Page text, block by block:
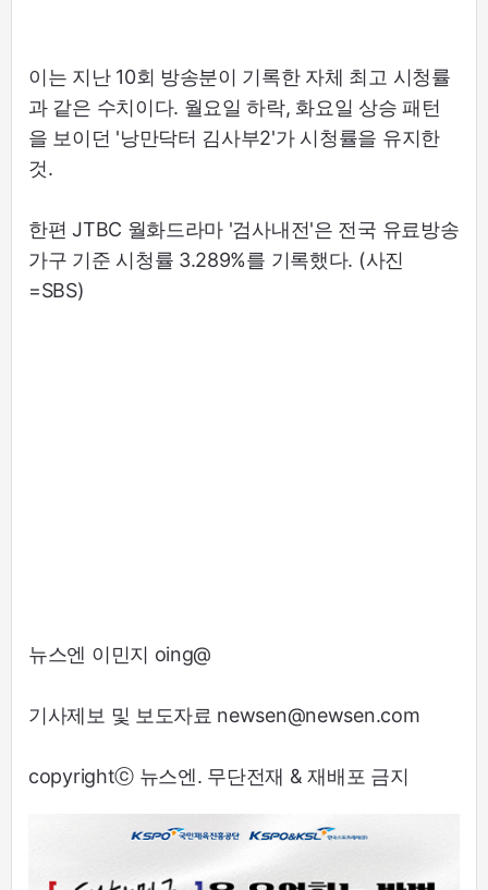
이는 지난 10회 방송분이 기록한 자체 최고 시청률
과 같은 수치이다. 월요일 하락, 화요일 상승 패턴
을 보이던 '낭만닥터 김사부2'가 시청률을 유지한
것.
한편 JTBC 월화드라마 '검사내전'은 전국 유료방송
가구 기준 시청률 3.289%를 기록했다. (사진
=SBS)
뉴스엔 이민지 oing@
기사제보 및 보도자료 newsen@newsen.com
copyrightⓒ 뉴스엔. 무단전재 & 재배포 금지